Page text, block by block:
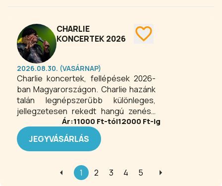
kegytemplom parkjában.
CHARLIE
KONCERTEK 2026
2026.08.30. (VASÁRNAP)
Charlie koncertek, fellépések 2026-
ban Magyarországon. Charlie hazánk
talán legnépszerűbb különleges,
jellegzetesen rekedt hangú zenész
énekese. Nézz, nézz az ég felé,
Száguldás, Porsche-szerelem és New
York és még hosszan sorolhatnánk
megunhatatlan slágereit.
Ár:11000 Ft-tól12000 Ft-ig
JEGYVÁSÁRLÁS
1 2 3 4 5